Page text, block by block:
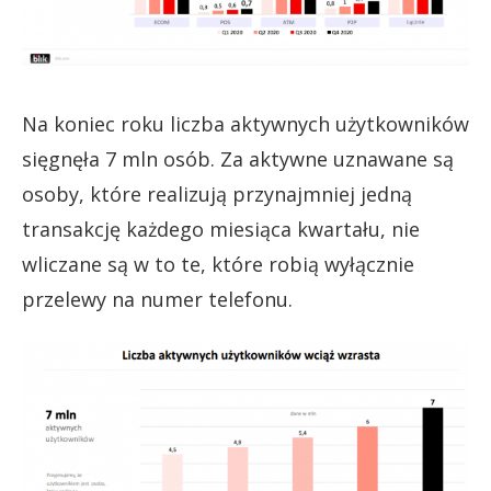
Na koniec roku liczba aktywnych użytkowników
sięgnęła 7 mln osób. Za aktywne uznawane są
osoby, które realizują przynajmniej jedną
transakcję każdego miesiąca kwartału, nie
wliczane są w to te, które robią wyłącznie
przelewy na numer telefonu.